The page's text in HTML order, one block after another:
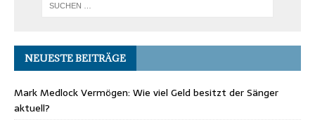
NEUESTE BEITRÄGE
Mark Medlock Vermögen: Wie viel Geld besitzt der Sänger
aktuell?